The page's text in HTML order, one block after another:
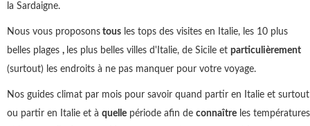
la Sardaigne.
Nous vous proposons tous les tops des visites en Italie, les 10 plus
belles plages , les plus belles villes d'Italie, de Sicile et particulièrement
(surtout) les endroits à ne pas manquer pour votre voyage.
Nos guides climat par mois pour savoir quand partir en Italie et surtout
ou partir en Italie et à quelle période afin de connaître les températures